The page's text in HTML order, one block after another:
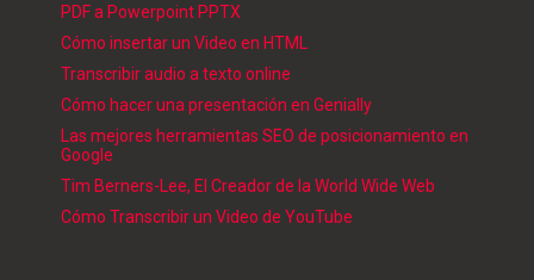
PDF a Powerpoint PPTX
Cómo insertar un Video en HTML
Transcribir audio a texto online
Cómo hacer una presentación en Genially
Las mejores herramientas SEO de posicionamiento en
Google
Tim Berners-Lee, El Creador de la World Wide Web
Cómo Transcribir un Video de YouTube